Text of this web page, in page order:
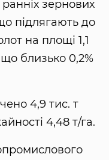
ранніх зернових
підлягають до
на площі 1,1
близько 0,2%
4,9 тис. т
4,48 т/га.